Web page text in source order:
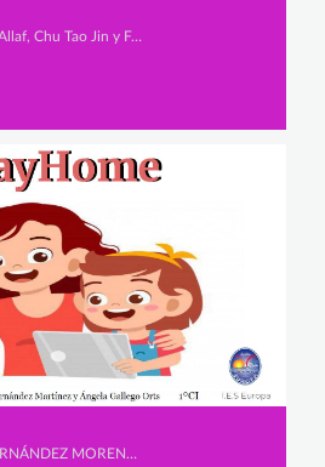
Secundaria, Nabil Mehidi Allaf, Chu Tao Jin y Francisco Castro Martínez
Secundaria, ADRIANA HERNÁNDEZ MORENO, ÁNGELA GALLEGO ORTS y ANA MARÍA FERNÁNDEZ MARTÍNEZ